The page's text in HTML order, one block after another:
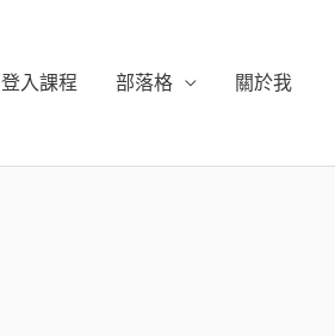
登入課程 部落格 關於我